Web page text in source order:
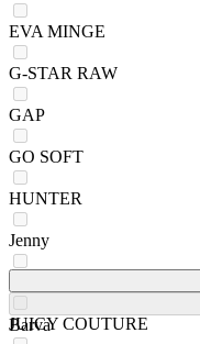
EVA MINGE
G-STAR RAW
GAP
GO SOFT
HUNTER
Jenny
JUICY COUTURE
Barva